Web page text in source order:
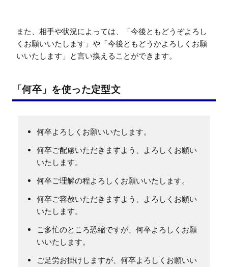
また、相手や状況によっては、「今後ともどうぞよろし
くお願いいたします」や「今後ともどうかよろしくお願
いいたします」と言い換えることができます。
「何卒」を使った定型文
何卒よろしくお願いいたします。
何卒ご配慮いただきますよう、よろしくお願い
いたします。
何卒ご理解の程よろしくお願いいたします。
何卒ご容赦いただきますよう、よろしくお願い
いたします。
ご多忙のところ恐縮ですが、何卒よろしくお願
いいたします。
ご足労お掛けしますが、何卒よろしくお願いい